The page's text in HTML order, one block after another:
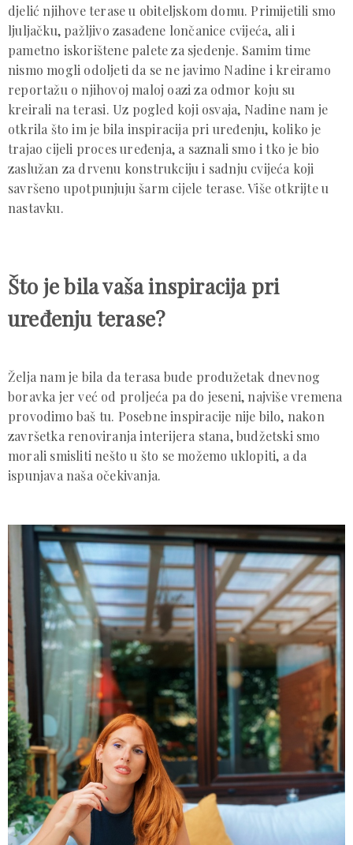
djelić njihove terase u obiteljskom domu. Primijetili smo
ljuljačku, pažljivo zasađene lončanice cvijeća, ali i
pametno iskorištene palete za sjedenje. Samim time
nismo mogli odoljeti da se ne javimo Nadine i kreiramo
reportažu o njihovoj maloj oazi za odmor koju su
kreirali na terasi. Uz pogled koji osvaja, Nadine nam je
otkrila što im je bila inspiracija pri uređenju, koliko je
trajao cijeli proces uređenja, a saznali smo i tko je bio
zaslužan za drvenu konstrukciju i sadnju cvijeća koji
savršeno upotpunjuju šarm cijele terase. Više otkrijte u
nastavku.
Što je bila vaša inspiracija pri
uređenju terase?
Želja nam je bila da terasa bude produžetak dnevnog
boravka jer već od proljeća pa do jeseni, najviše vremena
provodimo baš tu. Posebne inspiracije nije bilo, nakon
završetka renoviranja interijera stana, budžetski smo
morali smisliti nešto u što se možemo uklopiti, a da
ispunjava naša očekivanja.